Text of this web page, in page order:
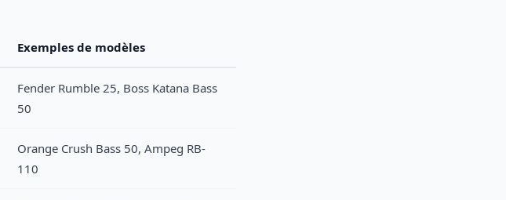
Exemples de modèles
Fender Rumble 25, Boss Katana Bass
50
Orange Crush Bass 50, Ampeg RB-
110